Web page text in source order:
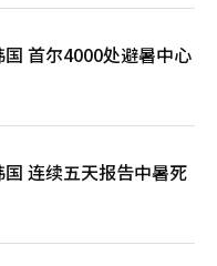
首尔4000处避暑中心
连续五天报告中暑死